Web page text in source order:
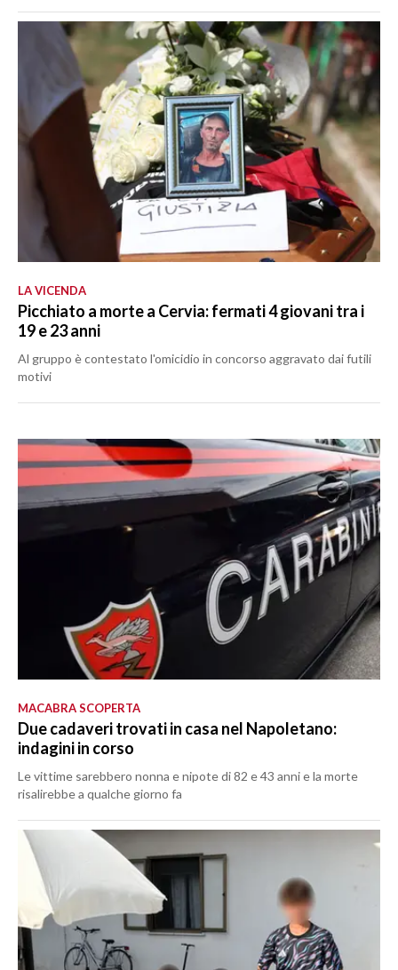
LA VICENDA
Picchiato a morte a Cervia: fermati 4 giovani tra i
19 e 23 anni
Al gruppo è contestato l'omicidio in concorso aggravato dai futili
motivi
MACABRA SCOPERTA
Due cadaveri trovati in casa nel Napoletano:
indagini in corso
Le vittime sarebbero nonna e nipote di 82 e 43 anni e la morte
risalirebbe a qualche giorno fa